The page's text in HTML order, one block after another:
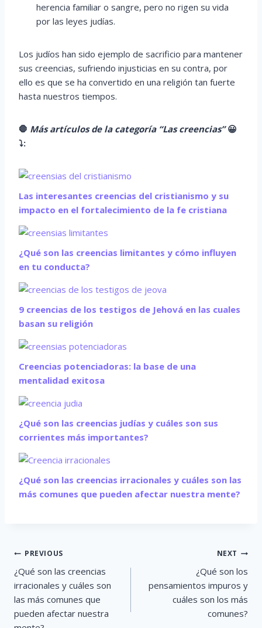
herencia familiar o sangre, pero no rigen su vida
por las leyes judías.
Los judíos han sido ejemplo de sacrificio para mantener
sus creencias, sufriendo injusticias en su contra, por
ello es que se ha convertido en una religión tan fuerte
hasta nuestros tiempos.
🛑 Más artículos de la categoría “Las creencias”😀
⤵️:
Las interesantes creencias del cristianismo y su
impacto en el fortalecimiento de la fe cristiana
¿Qué son las creencias limitantes y cómo influyen
en tu conducta?
9 creencias de los testigos de Jehová en las cuales
basan su religión
Creencias potenciadoras: la base de una
mentalidad exitosa
¿Qué son las creencias judías y cuáles son sus
corrientes más importantes?
¿Qué son las creencias irracionales y cuáles son las
más comunes que pueden afectar nuestra mente?
Post
navigation
PREVIOUS
¿Qué son las creencias
irracionales y cuáles son
las más comunes que
pueden afectar nuestra
NEXT
¿Qué son los
pensamientos impuros y
cuáles son los más
comunes?